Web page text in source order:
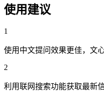
使用建议
1
使用中文提问效果更佳，文
2
利用联网搜索功能获取最新